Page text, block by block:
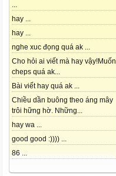
...
hay ...
hay ...
nghe xuc đọng quá ak ...
Cho hỏi ai viết mà hay vậy!Muốn
cheps quá ak...
Bài viết hay quá ak ...
Chiều dần buông theo áng mây
trôi hững hờ. Những...
hay wa ...
good good :)))) ...
86 ...